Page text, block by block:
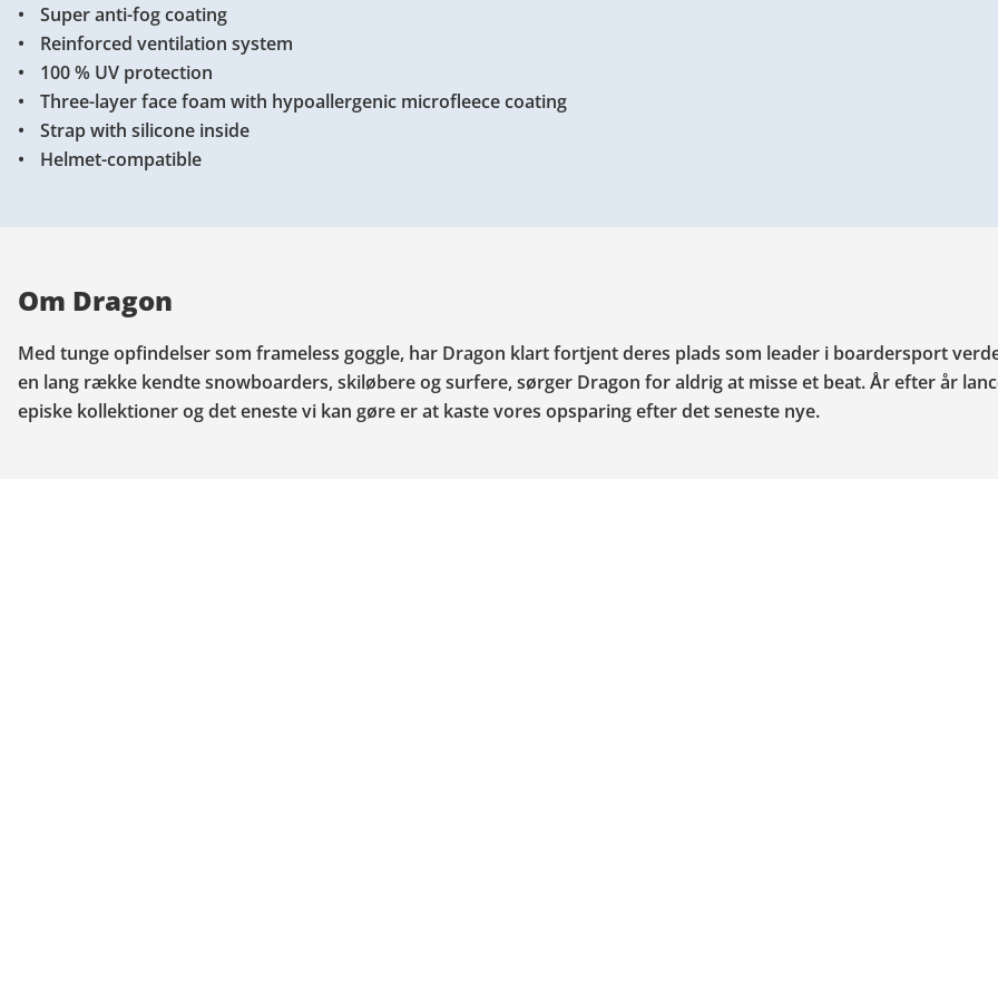
Super anti-fog coating
Reinforced ventilation system
100 % UV protection
Three-layer face foam with hypoallergenic microfleece coating
Strap with silicone inside
Helmet-compatible
Om Dragon
Med tunge opfindelser som frameless goggle, har Dragon klart fortjent deres plads som leader i boardersport
en lang række kendte snowboarders, skiløbere og surfere, sørger Dragon for aldrig at misse et beat. År efter år
episke kollektioner og det eneste vi kan gøre er at kaste vores opsparing efter det seneste nye.